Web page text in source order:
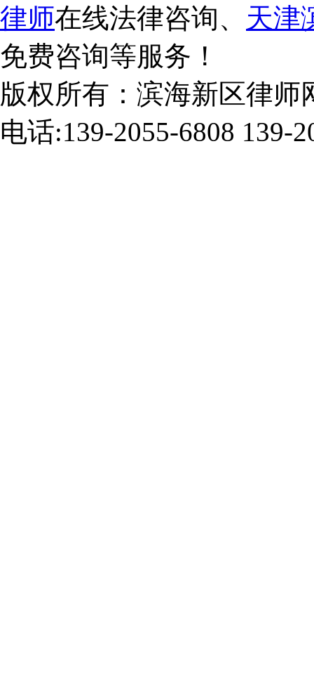
律师在线法律咨询、 天津
免费咨询等服务！
版权所有：滨海新区律
电话:139-2055-6808 139-